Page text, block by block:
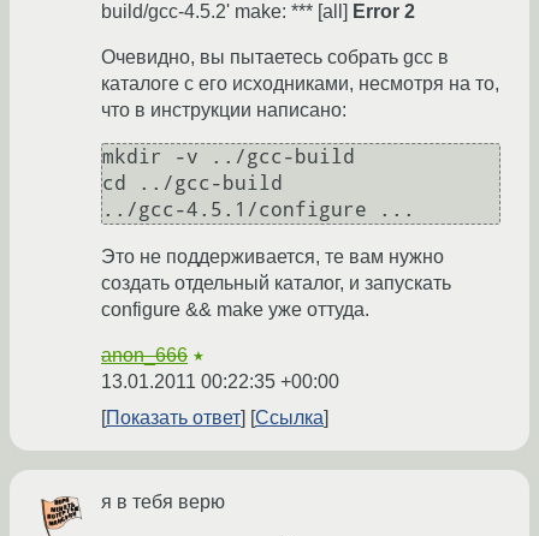
build/gcc-4.5.2' make: *** [all] Error 2
Очевидно, вы пытаетесь собрать gcc в
каталоге с его исходниками, несмотря на то,
что в инструкции написано:
mkdir -v ../gcc-build
cd ../gcc-build
../gcc-4.5.1/configure ...
Это не поддерживается, те вам нужно
создать отдельный каталог, и запускать
configure && make уже оттуда.
anon_666 ★
13.01.2011 00:22:35 +00:00
Показать ответ
Ссылка
я в тебя верю